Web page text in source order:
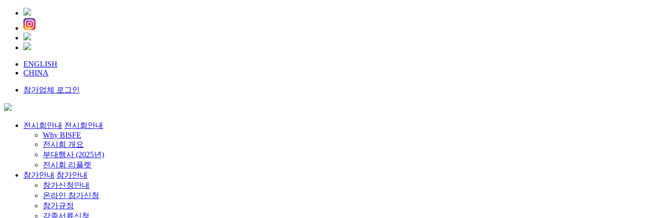
ENGLISH
CHINA
참가업체 로그인
전시회안내 전시회안내
Why BISFE
전시회 개요
부대행사 (2025년)
전시회 리플렛
참가안내 참가안내
참가신청안내
온라인 참가신청
참가규정
각종서류신청